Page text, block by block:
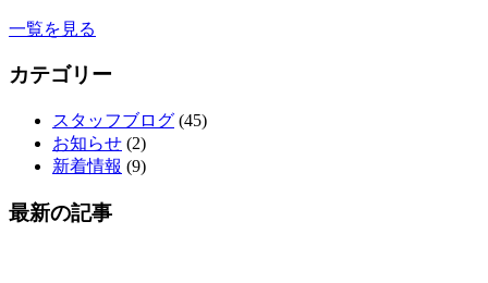
一覧を見る
カテゴリー
スタッフブログ (45)
お知らせ (2)
新着情報 (9)
最新の記事